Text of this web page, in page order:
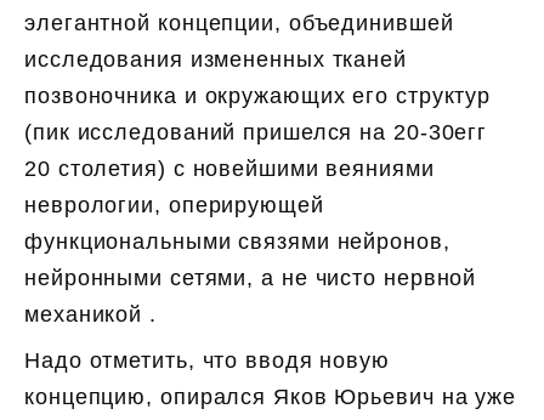
элегантной концепции, объединившей
исследования измененных тканей
позвоночника и окружающих его структур
(пик исследований пришелся на 20-30егг
20 столетия) с новейшими веяниями
неврологии, оперирующей
функциональными связями нейронов,
нейронными сетями, а не чисто нервной
механикой .
Надо отметить, что вводя новую
концепцию, опирался Яков Юрьевич на уже